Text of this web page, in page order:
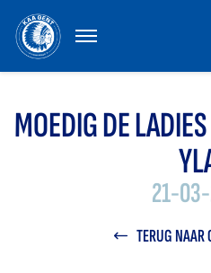
MENU
MOEDIG DE
21-
TERUG NAAR